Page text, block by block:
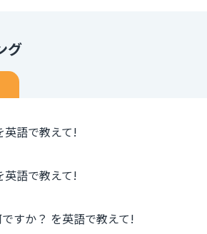
グ
英語で教えて!
英語で教えて!
すか？ を英語で教えて!